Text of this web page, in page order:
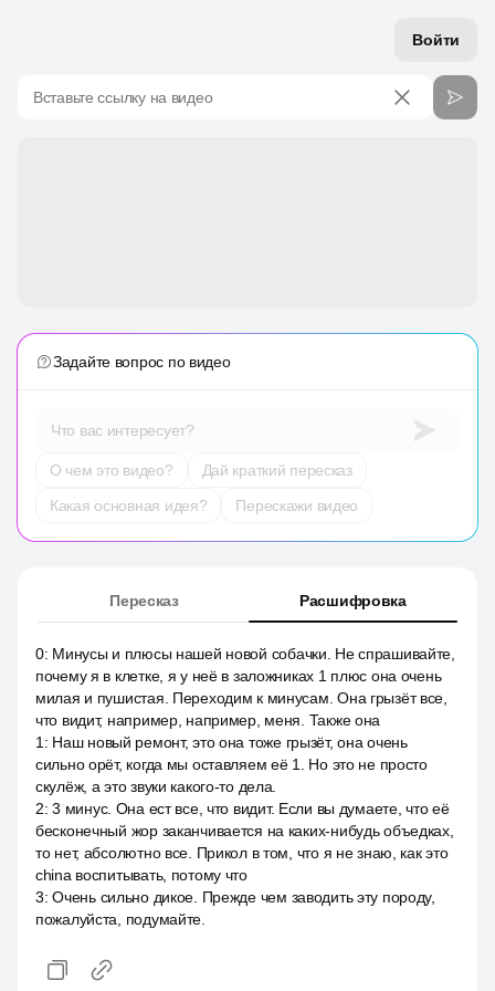
Войти
Вставьте ссылку на видео
Задайте вопрос по видео
Что вас интересует?
О чем это видео?
Дай краткий пересказ
Какая основная идея?
Перескажи видео
Пересказ Расшифровка
0: Минусы и плюсы нашей новой собачки. Не спрашивайте,
почему я в клетке, я у неё в заложниках 1 плюс она очень
милая и пушистая. Переходим к минусам. Она грызёт все,
что видит, например, например, меня. Также она
1 : Наш новый ремонт, это она тоже грызёт, она очень
сильно орёт, когда мы оставляем её 1. Но это не просто
скулёж, а это звуки какого-то дела.
2:3 минус. Она ест все, что видит. Если вы думаете, что её
бесконечный жор заканчивается на каких-нибудь объедках,
то нет, абсолютно все. Прикол в том, что я не знаю, как это
china воспитывать, потому что
3:Очень сильно дикое. Прежде чем заводить эту породу,
пожалуйста, подумайте.